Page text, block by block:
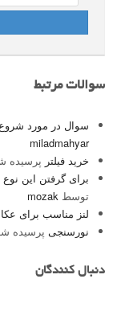
سوالات مرتبط
سوال در مورد شروع
miladmahyar
خرید فیلتر پرسیده
برای گرفتن این
توسط mozak
لنز مناسب برای
نورسنجی پرسیده
دنبال کنندگان